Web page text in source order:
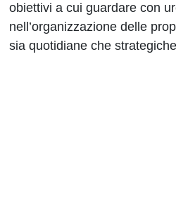
obiettivi a cui guardare con
nell’organizzazione delle
sia quotidiane che